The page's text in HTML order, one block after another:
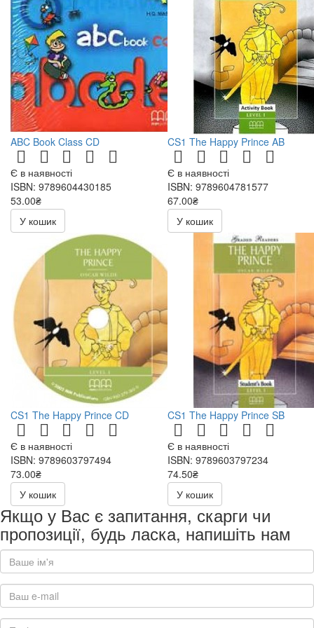
ABC Book Class CD
Є в наявності
ISBN: 9789604430185
53.00₴
106.00₴
У кошик
CS1 The Happy Prince AB
Є в наявності
ISBN: 9789604781577
67.00₴
134.00₴
У кошик
CS1 The Happy Prince CD
Є в наявності
ISBN: 9789603797494
73.00₴
146.00₴
У кошик
CS1 The Happy Prince SB
Є в наявності
ISBN: 9789603797234
74.50₴
149.00₴
У кошик
Якщо у Вас є запитання, скарги чи
пропозиції, будь ласка, напишіть нам